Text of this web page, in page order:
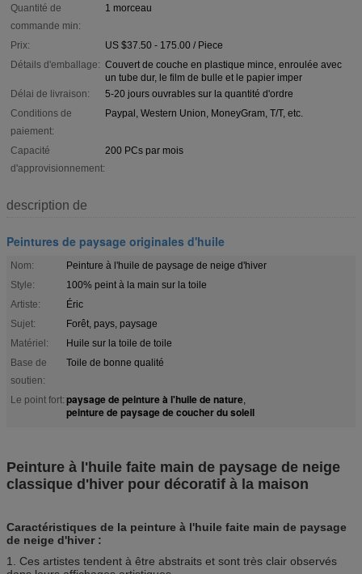
Quantité de
commande min:
1 morceau
Prix:
US $37.50 - 175.00 / Piece
Détails d'emballage: Couvert de couche en plastique mince, enroulée avec
un tube dur, le film de bulle et le papier imper
Délai de livraison:
5-20 jours ouvrables sur la quantité d'ordre
Conditions de
paiement:
Paypal, Western Union, MoneyGram, T/T, etc.
Capacité
d'approvisionnement:
200 PCs par mois
description de
Peintures de paysage originales d'huile
Nom:
Peinture à l'huile de paysage de neige d'hiver
Style:
100% peint à la main sur la toile
Artiste:
Éric
Sujet:
Forêt, pays, paysage
Matériel:
Huile sur la toile de toile
Base de
soutien:
Toile de bonne qualité
Le point fort: paysage de peinture à l'huile de nature,
peinture de paysage de coucher du soleil
Peinture à l'huile faite main de paysage de neige
classique d'hiver pour décoratif à la maison
Caractéristiques de la peinture à l'huile faite main de paysage
de neige d'hiver :
1. Ces artistes tendent à être abstraits et sont très clair observés